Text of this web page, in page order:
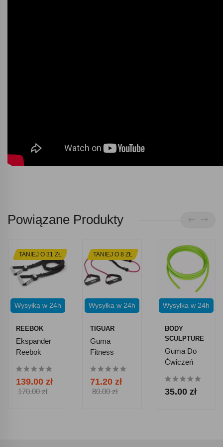
Powiązane Produkty
TANIEJ O 31 ZŁ
Wysyłka w 24h
REEBOK
Ekspander
Reebok
- Poziom 3
139.00 zł
170.00 zł
TANIEJ O 8 ZŁ
Wysyłka w 24h
TIGUAR
Guma
Fitness
Double Tube
Tiguar 2.0 -
Śliwka
71.20 zł
80.00 zł
Wysyłka w 24h
BODY
SCULPTURE
Guma Do
Ćwiczeń
Sculpture BB
2001GR -
35.00 zł